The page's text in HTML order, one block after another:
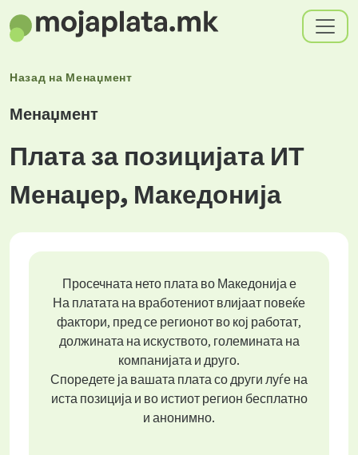
Назад на Менаџмент
Менаџмент
Плата за позицијата ИТ
Менаџер, Македонија
Просечната нето плата во Македонија е
На платата на вработениот влијаат повеќе
фактори, пред се регионот во кој работат,
должината на искуството, големината на
компанијата и друго.
Споредете ја вашата плата со други луѓе на
иста позиција и во истиот регион бесплатно
и анонимно.